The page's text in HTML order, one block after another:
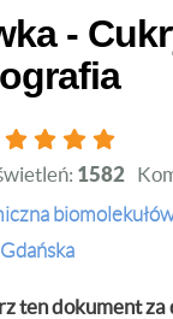
-
1582
ten dokument za